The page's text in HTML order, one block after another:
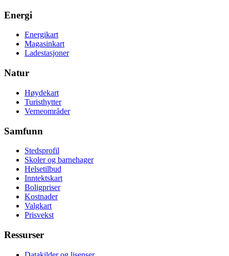
Energi
Energikart
Magasinkart
Ladestasjoner
Natur
Høydekart
Turisthytter
Verneområder
Samfunn
Stedsprofil
Skoler og barnehager
Helsetilbud
Inntektskart
Boligpriser
Kostnader
Valgkart
Prisvekst
Ressurser